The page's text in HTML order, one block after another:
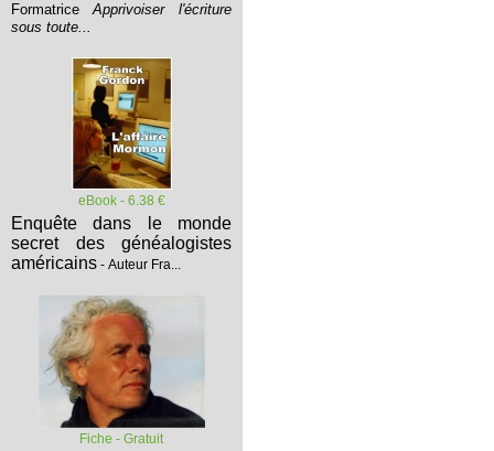
Formatrice
Apprivoiser l'écriture
sous toute...
eBook - 6.38 €
Enquête dans le monde
secret des généalogistes
américains - Auteur Fra...
Fiche - Gratuit